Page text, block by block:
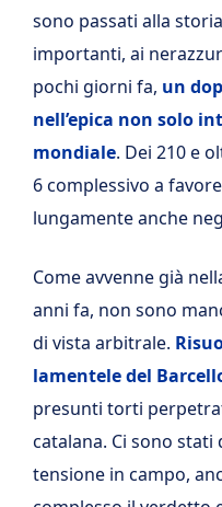
sono passati alla
importanti, ai
pochi giorni fa, un
nell’epica non solo
mondiale. Dei 210 e
6 complessivo a
lungamente anche
Come avvenne già
anni fa, non sono
di vista arbitrale.
lamentele del
presunti torti
catalana. Ci sono
tensione in campo,